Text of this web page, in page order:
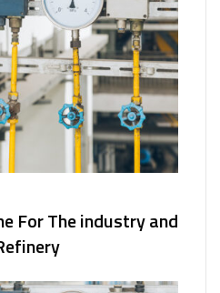
For The industry and